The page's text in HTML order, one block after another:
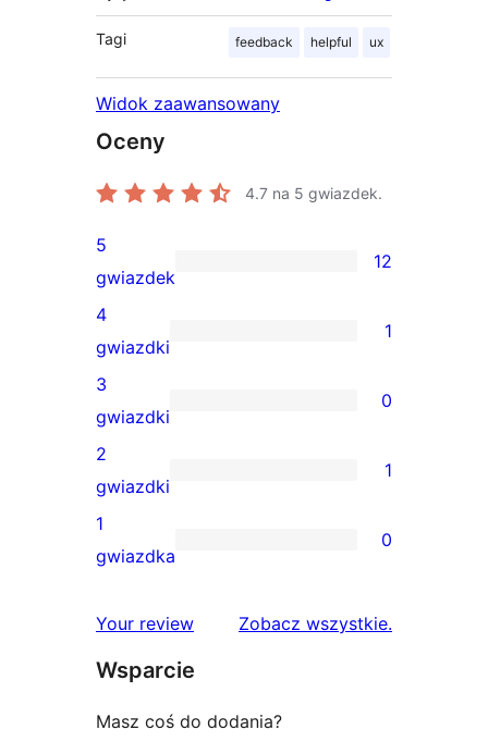
Tagi feedback helpful ux
Widok zaawansowany
Oceny
4.7 na 5 gwiazdek.
12
recenzji
5-
gwiazdkowych
5
gwiazdek
12
1
recenzja
4-
gwiazdkowa
4
gwiazdki
1
0
recenzji
3-
gwiazdkowych
3
gwiazdki
0
1
recenzja
2-
2
gwiazdki
1
0
1-
1
gwiazdka
0
Your review Zobacz wszystkierecenzje
.
Wsparcie
Masz coś do dodania?